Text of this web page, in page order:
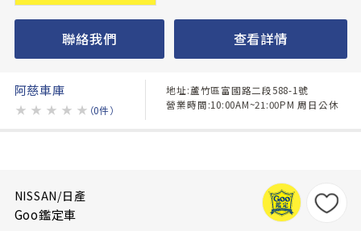
聯絡我們 查看詳情
阿慈車庫
★ ★ ★ ★ ★ （0件）
地址:蘆竹區富國路二段588-1號
營業時間:10:00AM~21:00PM 周日公休
NISSAN/日產
Goo鑑定車